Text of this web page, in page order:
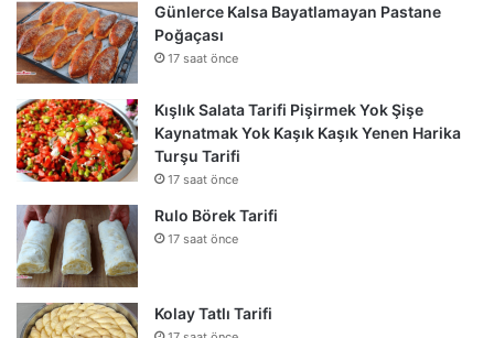
Günlerce Kalsa Bayatlamayan Pastane
Poğaçası
17 saat önce
Kışlık Salata Tarifi Pişirmek Yok Şişe
Kaynatmak Yok Kaşık Kaşık Yenen Harika
Turşu Tarifi
17 saat önce
Rulo Börek Tarifi
17 saat önce
Kolay Tatlı Tarifi